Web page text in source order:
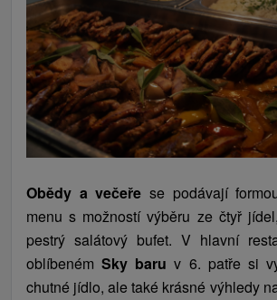
Obědy a večeře se podávají
menu s možností výběru ze čtyř
pestrý salátový bufet. V hlavní
oblíbenémSky baru v 6. patře si
chutné jídlo, ale také krásné výhledy